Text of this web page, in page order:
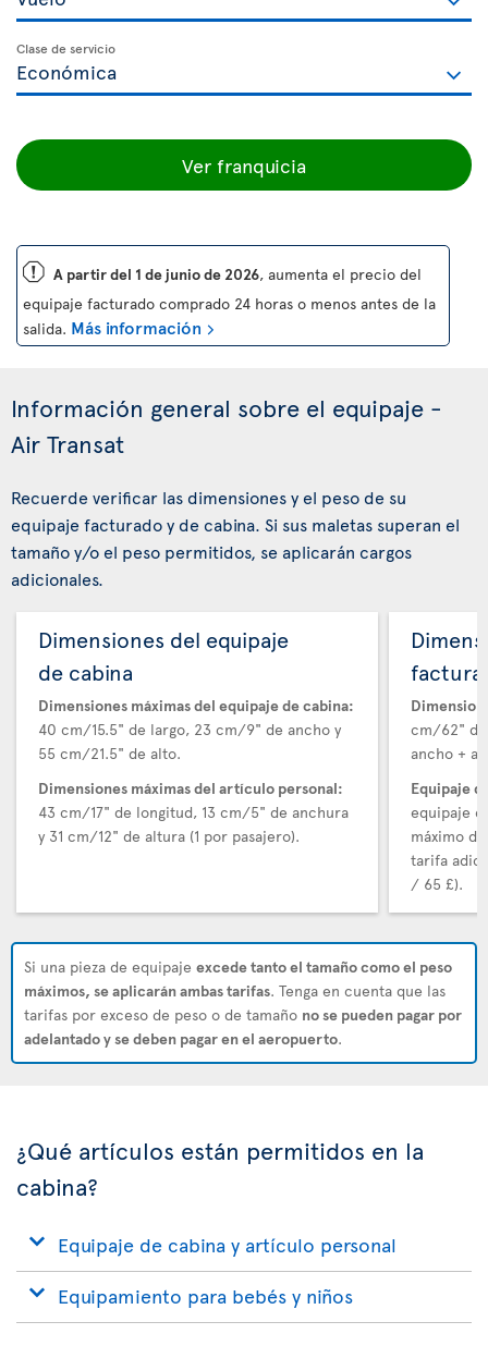
Clase de servicio
Ver franquicia
ü A partir del 1 de junio de 2026, aumenta el precio del
equipaje facturado comprado 24 horas o menos antes de la
salida. Más información
Información general sobre el equipaje -
Air Transat
Recuerde verificar las dimensiones y el peso de su
equipaje facturado y de cabina. Si sus maletas superan el
tamaño y/o el peso permitidos, se aplicarán cargos
adicionales.
Dimensiones del equipaje
de cabina
Dimensiones máximas del equipaje de cabina:
40 cm/15.5" de largo, 23 cm/9" de ancho y
55 cm/21.5" de alto.
Dimensiones máximas del artículo personal:
43 cm/17" de longitud, 13 cm/5" de anchura
y 31 cm/12" de altura (1 por pasajero).
cm/62" de
ancho +
Equipaje
equipaje
máximo
tarifa
/ 65 £).
Si una pieza de equipaje excede tanto el tamaño como el peso
máximos, se aplicarán ambas tarifas. Tenga en cuenta que las
tarifas por exceso de peso o de tamaño no se pueden pagar por
adelantado y se deben pagar en el aeropuerto.
¿Qué artículos están permitidos en la
cabina?
Equipaje de cabina y artículo personal
Equipamiento para bebés y niños